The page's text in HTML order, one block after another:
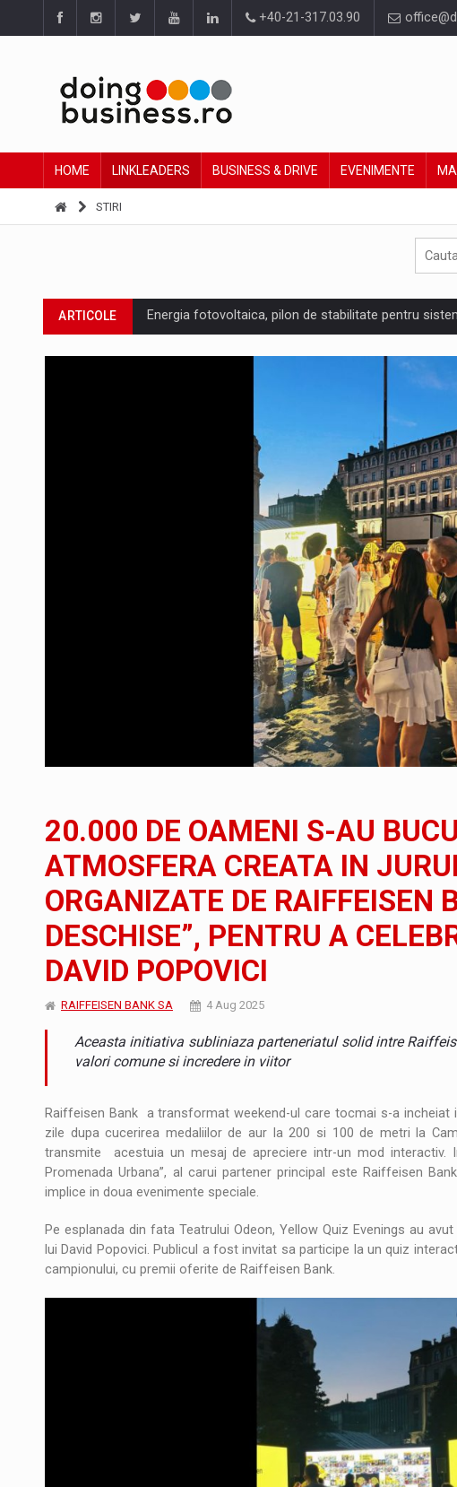
+40-21-317.03.90
HOME LINKLEADERS BUSINESS & DRIVE EVENIMENTE
STIRI
ARTICOLE Energia fotovoltaica, pilon de stabilitate pentru
ARTICOLE Cum invatam sa spunem nu intr-o cultura care
Ingredient Spotlight: What SKU Level Tracking
Producatorii si comerciantii care nu se supun
LEADERSHIP IN MISCARE
CU BATERIILE PERMANENT INCARCATE
PUTTING ROMANIAN CORPORATE COMPANIES ON
OUR EDGE WILL COME FROM BEING THE MOST
COFFEE IS OUR LOVE LANGUAGE
Hard Enduro Piatra Craiului 2026, fueled by
Fondul de investitii BoldMind si echipa de
STIRI RANGE ROVER DEZVALUIE AL CINCILEA MEMBRU
STIRI JAECOO 5 SHS-H a ajuns in Romania
ARTICOLE Proteinmaxxing and the Future of Protein Demand
20.000 DE OAMENI S-AU
ATMOSFERA CREATA IN
ORGANIZATE DE RAIFFEISEN
DESCHISE”, PENTRU A
DAVID POPOVICI
RAIFFEISEN BANK SA 4 Aug 2025
Aceasta initiativa subliniaza parteneriatul solid intre
valori comune si incredere in viitor
Raiffeisen Bank a transformat weekend-ul care tocmai s-a incheiat
zile dupa cucerirea medaliilor de aur la 200 si 100 de metri la
transmite acestuia un mesaj de apreciere intr-un mod interactiv.
Promenada Urbana”, al carui partener principal este Raiffeisen
implice in doua evenimente speciale.
Pe esplanada din fata Teatrului Odeon, Yellow Quiz Evenings au
lui David Popovici. Publicul a fost invitat sa participe la un quiz
campionului, cu premii oferite de Raiffeisen Bank.